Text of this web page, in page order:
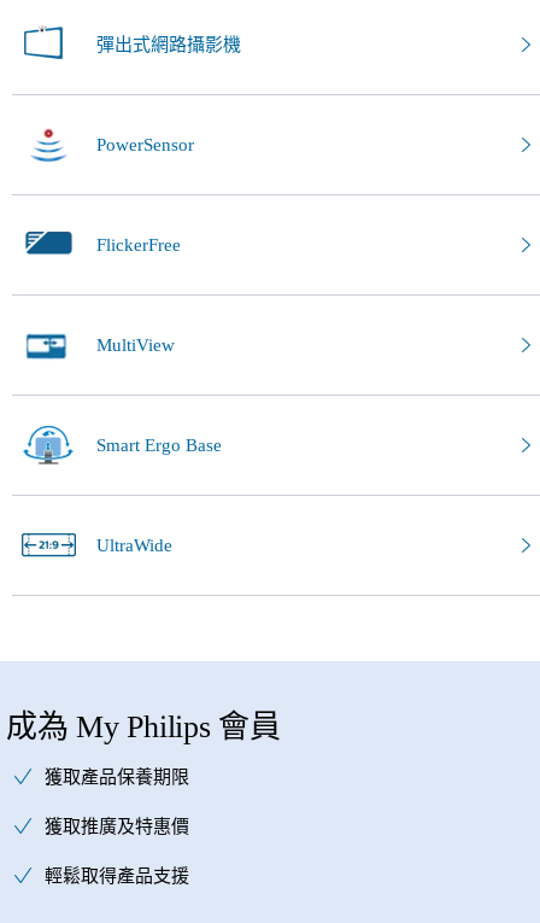
彈出式網路攝影機
PowerSensor
FlickerFree
MultiView
Smart Ergo Base
UltraWide
成為 My Philips 會員
獲取產品保養期限
獲取推廣及特惠價
輕鬆取得產品支援